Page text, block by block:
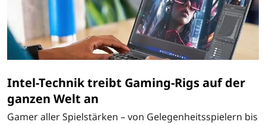
Intel-Technik treibt Gaming-Rigs auf der
ganzen Welt an
Gamer aller Spielstärken – von Gelegenheitsspielern bis